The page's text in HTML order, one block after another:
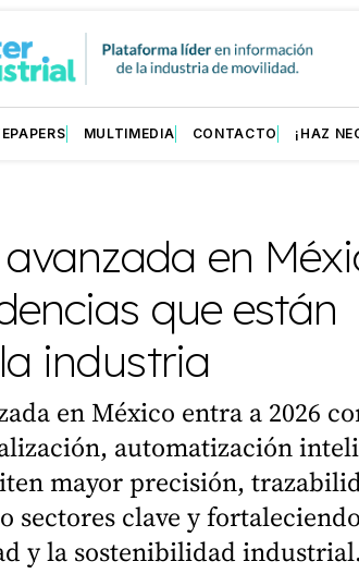
MULTIMEDIA CONTACTO ¡HAZ
en
que están
industria
en México entra a 2026
automatización
mayor precisión,
sectores clave y
y la sostenibilidad